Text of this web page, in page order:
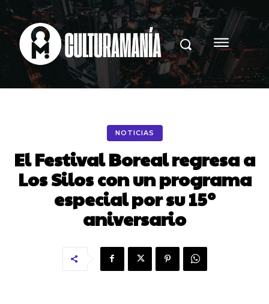
NOTICIAS
El Festival Boreal regresa a
Los Silos con un programa
especial por su 15º
aniversario